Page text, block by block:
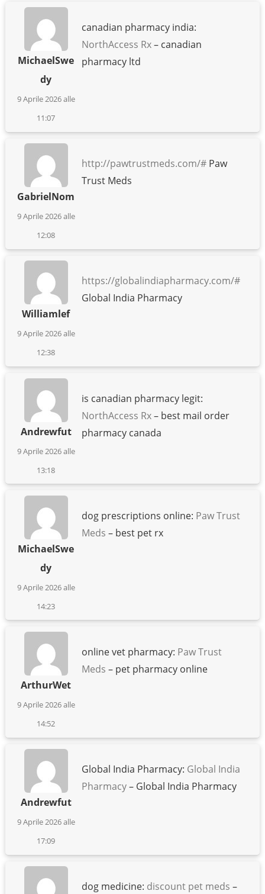
MichaelSwe
dy
9 Aprile 2026 alle
11:07
canadian pharmacy india:
NorthAccess Rx– canadian
pharmacy ltd
GabrielNom
9 Aprile 2026 alle
12:08
http://pawtrustmeds.com/#Paw
Trust Meds
Williamlef
9 Aprile 2026 alle
12:38
https://globalindiapharmacy.com/#
Global India Pharmacy
Andrewfut
9 Aprile 2026 alle
13:18
is canadian pharmacy legit:
NorthAccess Rx– best mail order
pharmacy canada
MichaelSwe
dy
9 Aprile 2026 alle
14:23
dog prescriptions online: Paw Trust
Meds – best pet rx
ArthurWet
9 Aprile 2026 alle
14:52
online vet pharmacy: Paw Trust
Meds – pet pharmacy online
Andrewfut
9 Aprile 2026 alle
17:09
Global India Pharmacy: Global India
Pharmacy– Global India Pharmacy
dog medicine: discount pet meds –